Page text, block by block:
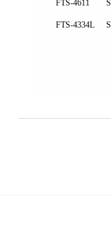
FTS-4611
FTS-4334L